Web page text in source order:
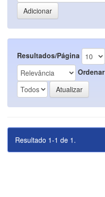
Resultados/Página
Ordenar
Resultado 1-1 de 1.